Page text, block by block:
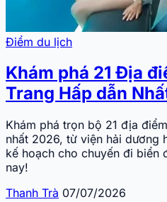
Điểm du lịch
Khám phá 21 Địa
Trang Hấp dẫn
Khám phá trọn bộ 21 địa
nhất 2026, từ viện hải dương
kế hoạch cho chuyến đi biển
nay!
Thanh Trà 07/07/2026